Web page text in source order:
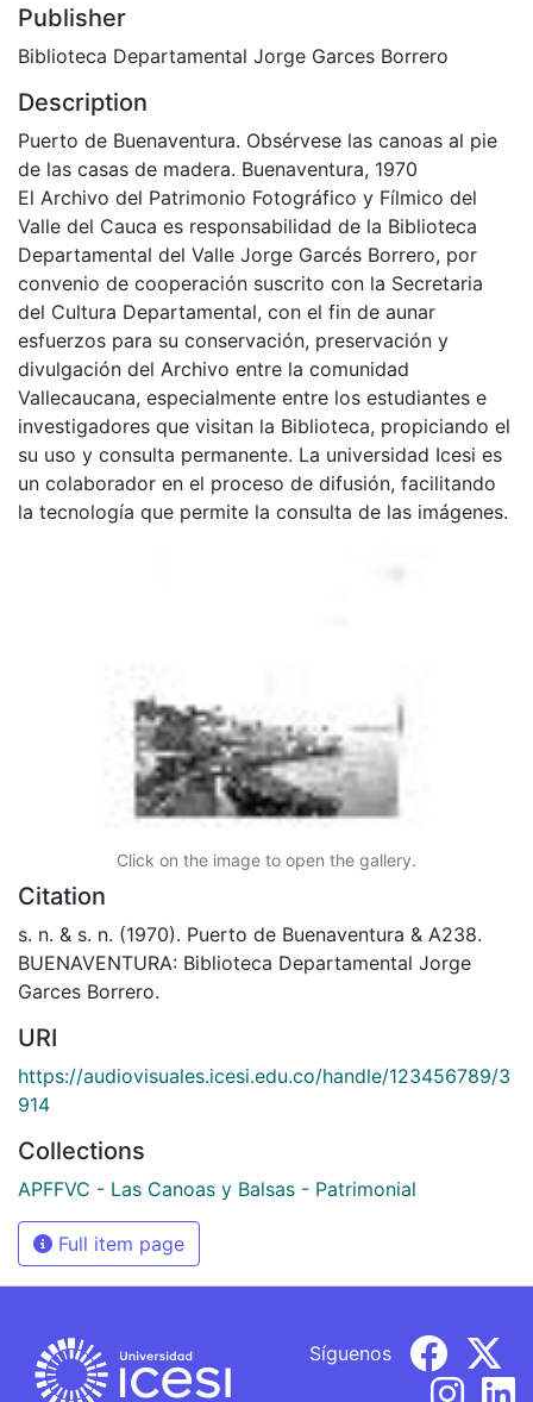
Publisher
Biblioteca Departamental Jorge Garces Borrero
Description
Puerto de Buenaventura. Obsérvese las canoas al pie
de las casas de madera. Buenaventura, 1970
El Archivo del Patrimonio Fotográfico y Fílmico del
Valle del Cauca es responsabilidad de la Biblioteca
Departamental del Valle Jorge Garcés Borrero, por
convenio de cooperación suscrito con la Secretaria
del Cultura Departamental, con el fin de aunar
esfuerzos para su conservación, preservación y
divulgación del Archivo entre la comunidad
Vallecaucana, especialmente entre los estudiantes e
investigadores que visitan la Biblioteca, propiciando el
su uso y consulta permanente. La universidad Icesi es
un colaborador en el proceso de difusión, facilitando
la tecnología que permite la consulta de las imágenes.
Click on the image to open the gallery.
Citation
s. n. & s. n. (1970). Puerto de Buenaventura & A238.
BUENAVENTURA: Biblioteca Departamental Jorge
Garces Borrero.
URI
https://audiovisuales.icesi.edu.co/handle/123456789/3
914
Collections
APFFVC - Las Canoas y Balsas - Patrimonial
Full item page
Síguenos